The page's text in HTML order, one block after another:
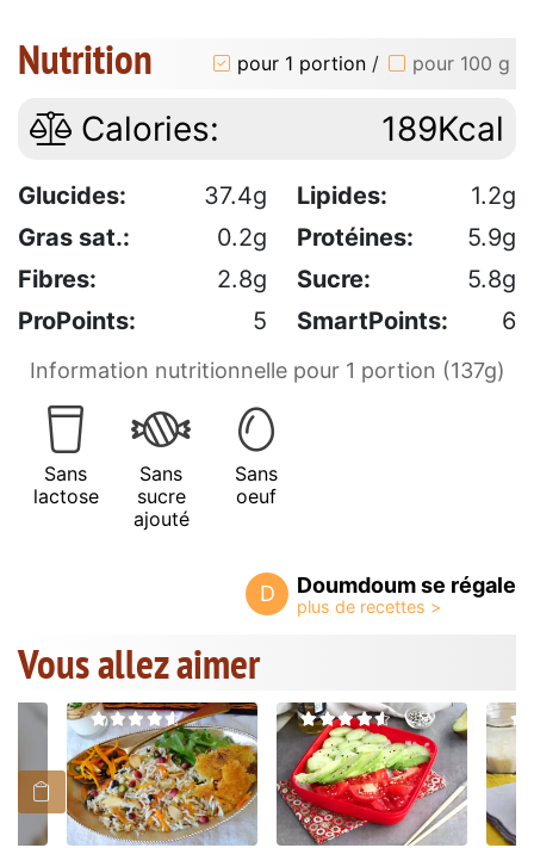
Nutrition pour 1 portion / pour 100 g
Calories: 189Kcal
Glucides: 37.4g Lipides:
1.2g
Gras sat.:
0.2g Protéines:
5.9g
Fibres:
2.8g Sucre:
5.8g
ProPoints:
5 SmartPoints: 6
Information nutritionnelle pour 1 portion (137g)
Sans
lactose
Sans
sucre
ajouté
Sans
oeuf
D Doumdoum se régale
Vous allez aimer